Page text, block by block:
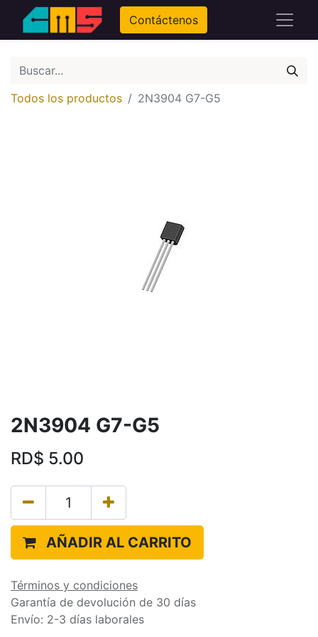
Contáctenos
Todos los productos 2N3904 G7-G5
2N3904 G7-G5
RD$ 5.00
AÑADIR AL CARRITO
Términos y condiciones
Garantía de devolución de 30 días
Envío: 2-3 días laborales